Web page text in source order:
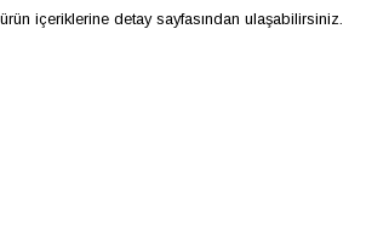
içeriklerine detay sayfasından ulaşabilirsiniz.